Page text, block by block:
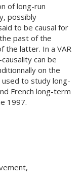
of long-run
possibly
to be causal for
past of the
the latter. In a VAR
can be
on the
to study long-
French long-term
1997.